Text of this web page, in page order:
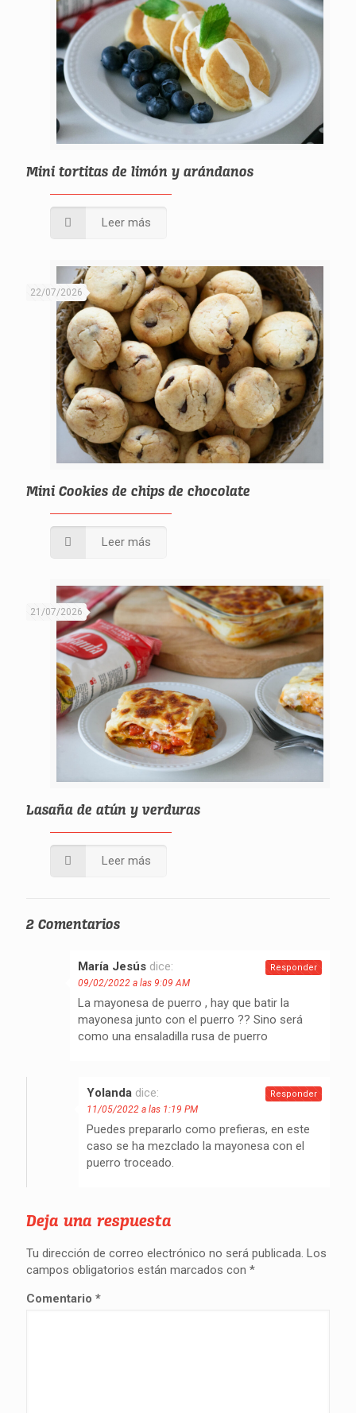
Mini tortitas de limón y arándanos
Leer más
22/07/2026
Mini Cookies de chips de chocolate
Leer más
21/07/2026
Lasaña de atún y verduras
Leer más
2 Comentarios
María Jesús dice:
09/02/2022 a las 9:09 AM
La mayonesa de puerro , hay que batir la
mayonesa junto con el puerro ?? Sino será
como una ensaladilla rusa de puerro
Responder
Yolanda dice:
11/05/2022 a las 1:19 PM
Puedes prepararlo como prefieras, en este
caso se ha mezclado la mayonesa con el
puerro troceado.
Responder
Deja una respuesta
Tu dirección de correo electrónico no será publicada. Los
campos obligatorios están marcados con *
Comentario *